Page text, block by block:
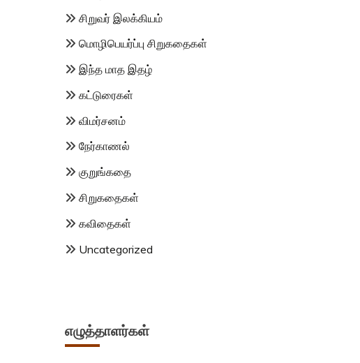
சிறுவர் இலக்கியம்
மொழிபெயர்ப்பு சிறுகதைகள்
இந்த மாத இதழ்
கட்டுரைகள்
விமர்சனம்
நேர்காணல்
குறுங்கதை
சிறுகதைகள்
கவிதைகள்
Uncategorized
எழுத்தாளர்கள்